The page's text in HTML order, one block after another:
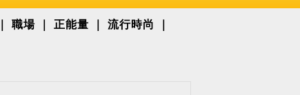
職場 正能量 流行時尚